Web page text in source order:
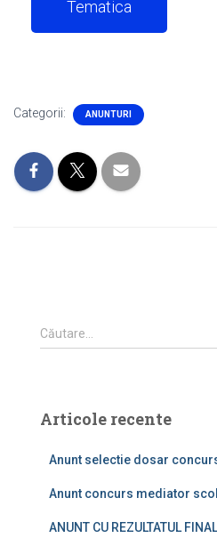
Tematica
Categorii: ANUNTURI
C
a
d
Căutare…
Articole recente
Anunt selectie dosar
Anunt concurs mediator
ANUNT CU REZULTATUL